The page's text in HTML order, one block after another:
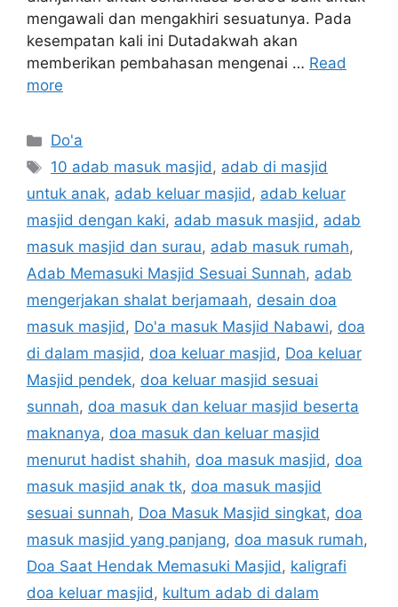
mengawali dan mengakhiri sesuatunya. Pada
kesempatan kali ini Dutadakwah akan
memberikan pembahasan mengenai … Read
more
Categories
Do'a
Tags
10 adab masuk masjid, adab di masjid
untuk anak, adab keluar masjid, adab keluar
masjid dengan kaki, adab masuk masjid, adab
masuk masjid dan surau, adab masuk rumah,
Adab Memasuki Masjid Sesuai Sunnah, adab
mengerjakan shalat berjamaah, desain doa
masuk masjid, Do'a masuk Masjid Nabawi, doa
di dalam masjid, doa keluar masjid, Doa keluar
Masjid pendek, doa keluar masjid sesuai
sunnah, doa masuk dan keluar masjid beserta
maknanya, doa masuk dan keluar masjid
menurut hadist shahih, doa masuk masjid, doa
masuk masjid anak tk, doa masuk masjid
sesuai sunnah, Doa Masuk Masjid singkat, doa
masuk masjid yang panjang, doa masuk rumah,
Doa Saat Hendak Memasuki Masjid, kaligrafi
doa keluar masjid, kultum adab di dalam